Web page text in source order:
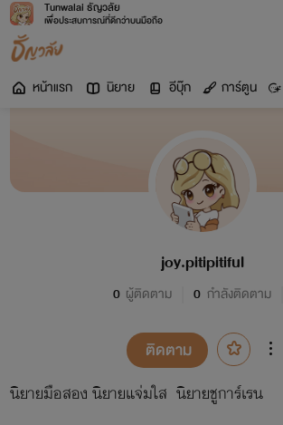
Tunwalai ธัญวลัย
เพื่อประสบการณ์ที่ดีกว่าบนมือถือ
หน้าแรก นิยาย อีบุ๊ก การ์ตูน
joy.pitipitiful
0 ผู้ติดตาม 0 กำลังติดตาม
ติดตาม
นิยายมือสอง นิยายแจ่มใส นิยายชูการ์เรน